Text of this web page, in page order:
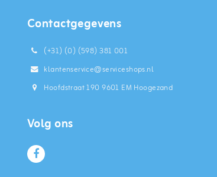
Contactgegevens
(+31) (0) (598) 381 001
klantenservice@serviceshops.nl
Hoofdstraat 190 9601 EM Hoogezand
Volg ons